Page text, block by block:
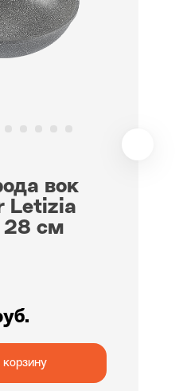
вок
Letizia
см
корзину